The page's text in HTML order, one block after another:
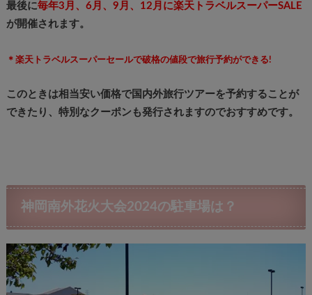
最後に毎年3月、6月、9月、12月に楽天トラベルスーパーSALE
が開催されます。
＊楽天トラベルスーパーセールで破格の値段で旅行予約ができる!
このときは相当安い価格で国内外旅行ツアーを予約することが
できたり、特別なクーポンも発行されますのでおすすめです。
神岡南外花火大会2024の駐車場は？